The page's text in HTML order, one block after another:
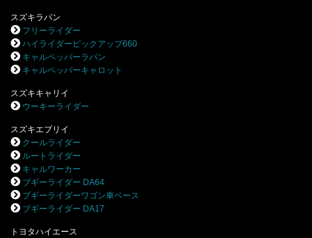
スズキラパン
フリーライダー
ハイライダーピックアップ660
キャルペッパーラパン
キャルペッパーキャロット
スズキキャリイ
ウーキーライダー
スズキエブリイ
クールライダー
ルートライダー
キャルワーカー
ブギーライダー DA64
ブギーライダーワゴン車ベース
ブギーライダー DA17
トヨタハイエース